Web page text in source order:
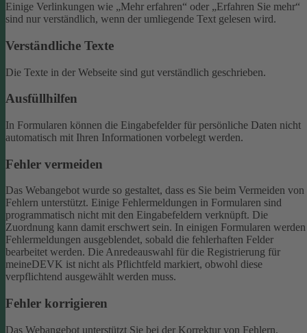
Einige Verlinkungen wie „Mehr erfahren“ oder „Erfahren Sie mehr“
sind nur verständlich, wenn der umliegende Text gelesen wird.
Verständliche Texte
Die Texte in der Webseite sind gut verständlich geschrieben.
Ausfüllhilfen
In Formularen können die Eingabefelder für persönliche Daten nicht
automatisch mit Ihren Informationen vorbelegt werden.
Fehler vermeiden
Das Webangebot wurde so gestaltet, dass es Sie beim Vermeiden von
Fehlern unterstützt. Einige Fehlermeldungen in Formularen sind
programmatisch nicht mit den Eingabefeldern verknüpft. Die
Zuordnung kann damit erschwert sein. In einigen Formularen werden
Fehlermeldungen ausgeblendet, sobald die fehlerhaften Felder
bearbeitet werden. Die Anredeauswahl für die Registrierung für
meineDEVK ist nicht als Pflichtfeld markiert, obwohl diese
verpflichtend ausgewählt werden muss.
Fehler korrigieren
Das Webangebot unterstützt Sie bei der Korrektur von Fehlern.